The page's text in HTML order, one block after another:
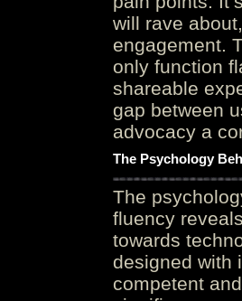
will rave
engagement.
only function
shareable
gap between
advocacy a
The Psychology
The
fluency
towards
designed with
competent